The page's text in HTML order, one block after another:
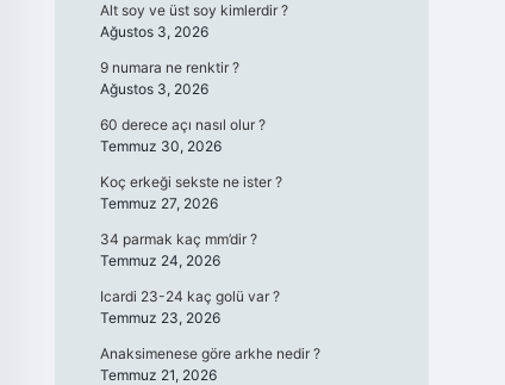
Alt soy ve üst soy kimlerdir ?
Ağustos 3, 2026
9 numara ne renktir ?
Ağustos 3, 2026
60 derece açı nasıl olur ?
Temmuz 30, 2026
Koç erkeği sekste ne ister ?
Temmuz 27, 2026
34 parmak kaç mm’dir ?
Temmuz 24, 2026
Icardi 23-24 kaç golü var ?
Temmuz 23, 2026
Anaksimenese göre arkhe nedir ?
Temmuz 21, 2026